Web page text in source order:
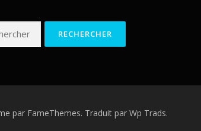
par FameThemes. Traduit par Wp Trads.